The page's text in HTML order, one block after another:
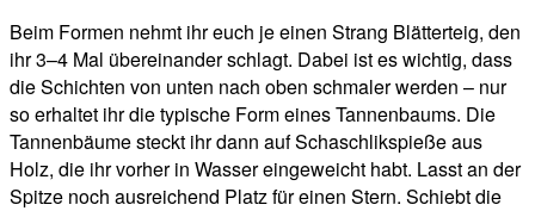
Beim Formen nehmt ihr euch je einen Strang Blätterteig, den
ihr 3–4 Mal übereinander schlagt. Dabei ist es wichtig, dass
die Schichten von unten nach oben schmaler werden – nur
so erhaltet ihr die typische Form eines Tannenbaums. Die
Tannenbäume steckt ihr dann auf Schaschlikspieße aus
Holz, die ihr vorher in Wasser eingeweicht habt. Lasst an der
Spitze noch ausreichend Platz für einen Stern. Schiebt die